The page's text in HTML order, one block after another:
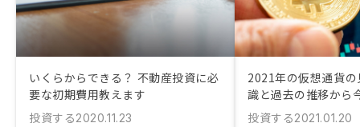
いくらからできる？ 不動産投資に必
要な初期費用教えます
投資する2020.11.23
2021年の仮想通貨
識と過去の推移から
投資する2021.01.20